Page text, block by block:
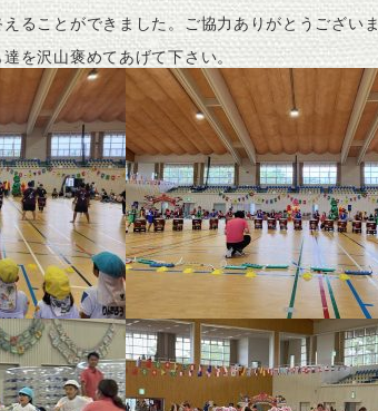
ることができました。ご協力ありがとうござい
を沢山褒めてあげて下さい。